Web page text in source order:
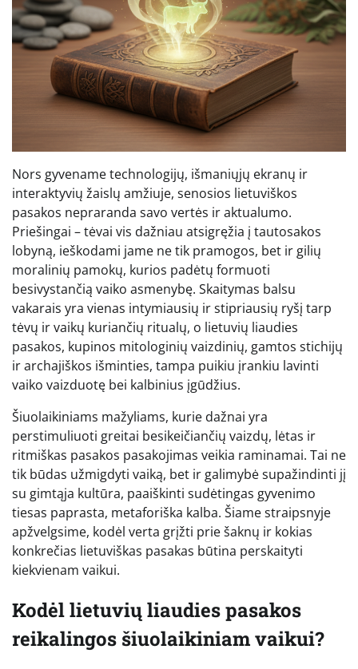
Nors gyvename technologijų, išmaniųjų ekranų ir
interaktyvių žaislų amžiuje, senosios lietuviškos
pasakos nepraranda savo vertės ir aktualumo.
Priešingai – tėvai vis dažniau atsigręžia į tautosakos
lobyną, ieškodami jame ne tik pramogos, bet ir gilių
moralinių pamokų, kurios padėtų formuoti
besivystančią vaiko asmenybę. Skaitymas balsu
vakarais yra vienas intymiausių ir stipriausių ryšį tarp
tėvų ir vaikų kuriančių ritualų, o lietuvių liaudies
pasakos, kupinos mitologinių vaizdinių, gamtos stichijų
ir archajiškos išminties, tampa puikiu įrankiu lavinti
vaiko vaizduotę bei kalbinius įgūdžius.
Šiuolaikiniams mažyliams, kurie dažnai yra
perstimuliuoti greitai besikeičiančių vaizdų, lėtas ir
ritmiškas pasakos pasakojimas veikia raminamai. Tai ne
tik būdas užmigdyti vaiką, bet ir galimybė supažindinti jį
su gimtąja kultūra, paaiškinti sudėtingas gyvenimo
tiesas paprasta, metaforiška kalba. Šiame straipsnyje
apžvelgsime, kodėl verta grįžti prie šaknų ir kokias
konkrečias lietuviškas pasakas būtina perskaityti
kiekvienam vaikui.
Kodėl lietuvių liaudies pasakos
reikalingos šiuolaikiniam vaikui?